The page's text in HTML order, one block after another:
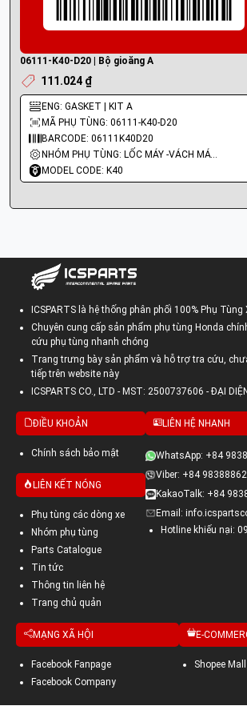
06111-K40-D20 | Bộ gioăng A
111.024 ₫
ENG: GASKET | KIT A
MÃ PHỤ TÙNG: 06111-K40-D20
BARCODE: 06111K40D20
NHÓM PHỤ TÙNG: LỐC MÁY -VÁCH MÁY - GIOĂNG MÁY
MODEL CODE: K40
ICSPARTS là hệ thống phân phối 100% Phụ
Chuyên cung cấp sản phẩm phụ tùng Honda
cứu phụ tùng nhanh chóng
Trang trưng bày sản phẩm và hỗ trợ tra cứu,
tiếp trên website này
ICSPARTS CO., LTD - MST: 2500737606 - ĐẠI
ĐIỀU KHOẢN
Chính sách bảo mật
LIÊN KẾT NÓNG
Phụ tùng các dòng xe
Nhóm phụ tùng
Parts Catalogue
Tin tức
Thông tin liên hệ
Trang chủ quản
LIÊN HỆ NHANH
WhatsApp: +84
Viber: +84
KakaoTalk: +84
Email:
Hotline khiếu nại:
MẠNG XÃ HỘI
Facebook Fanpage
Facebook Company
E-
Shopee